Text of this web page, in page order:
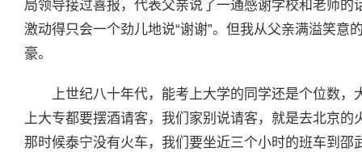
局领导接过喜报，代表父亲说了一通感谢学校和老师
激动得只会一个劲儿地说“谢谢”。但我从父亲满溢笑意
豪。
上世纪八十年代，能考上大学的同学还是个位数
上大专都要摆酒请客，我们家别说请客，就是去北京
那时候泰宁没有火车，我们要坐近三个小时的班车到